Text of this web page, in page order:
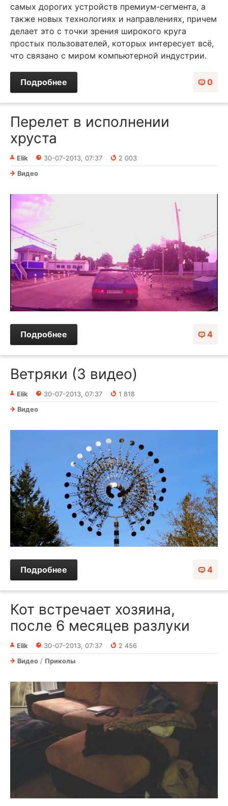
самых дорогих устройств премиум-сегмента, а
также новых технологиях и направлениях, причем
делает это с точки зрения широкого круга
простых пользователей, которых интересует всё,
что связано с миром компьютерной индустрии.
0
Подробнее
Перелет в исполнении
хруста
Elik 30-07-2013, 07:37
2 003
Видео
4
Подробнее
Ветряки (3 видео)
Elik 30-07-2013, 07:37
1 818
Видео
4
Подробнее
Кот встречает хозяина,
после 6 месяцев разлуки
Elik 30-07-2013, 07:37
2 456
Видео / Приколы